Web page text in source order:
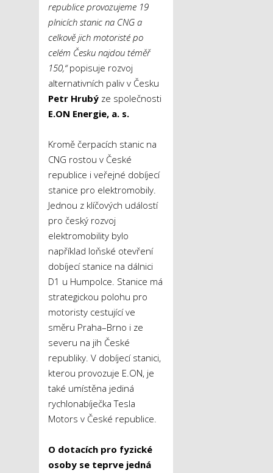
republice provozujeme 19
plnicích stanic na CNG a
celkově jich motoristé po
celém Česku najdou téměř
150,“popisuje rozvoj
alternativních paliv v Česku
Petr Hrubý ze společnosti
E.ON Energie, a. s.
Kromě čerpacích stanic na
CNG rostou v České
republice i veřejné dobíjecí
stanice pro elektromobily.
Jednou z klíčových událostí
pro český rozvoj
elektromobility bylo
například loňské otevření
dobíjecí stanice na dálnici
D1 u Humpolce. Stanice má
strategickou polohu pro
motoristy cestující ve
směru Praha–Brno i ze
severu na jih České
republiky. V dobíjecí stanici,
kterou provozuje E.ON, je
také umístěna jediná
rychlonabíječka Tesla
Motors v České republice.
O dotacích pro fyzické
osoby se teprve jedná